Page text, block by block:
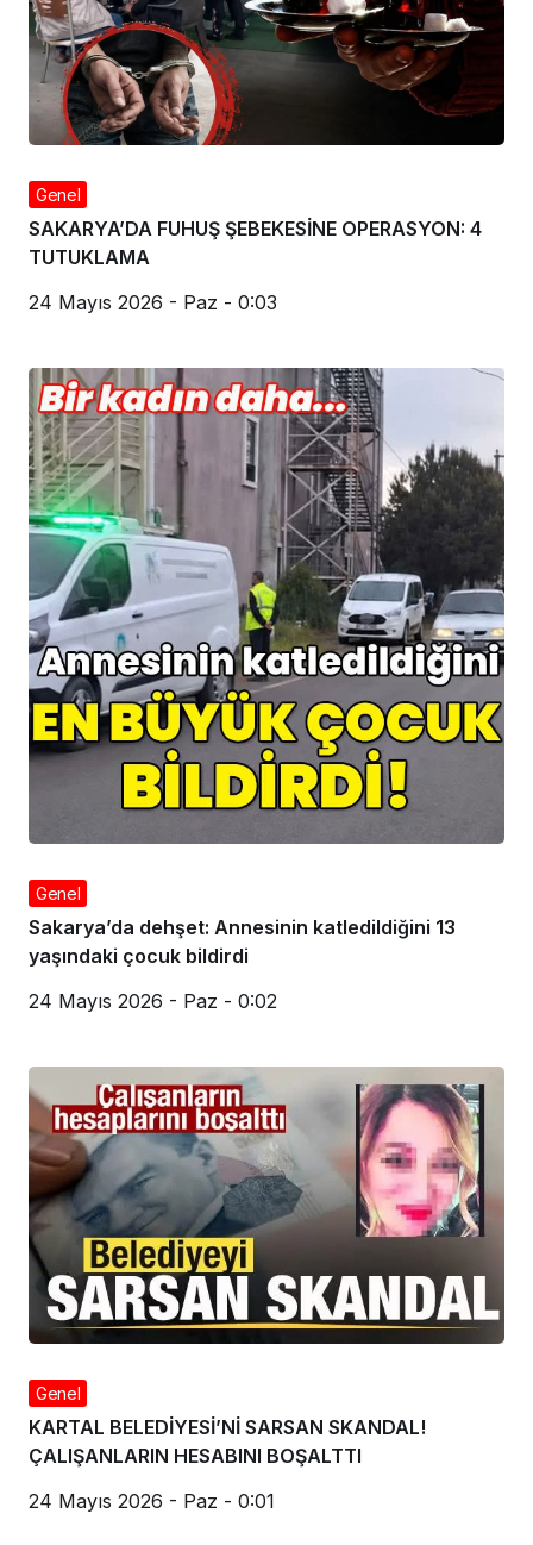
Genel
SAKARYA’DA FUHUŞ ŞEBEKESİNE OPERASYON: 4
TUTUKLAMA
24 Mayıs 2026 - Paz - 0:03
Genel
Sakarya’da dehşet: Annesinin katledildiğini 13
yaşındaki çocuk bildirdi
24 Mayıs 2026 - Paz - 0:02
Genel
KARTAL BELEDİYESİ’Nİ SARSAN SKANDAL!
ÇALIŞANLARIN HESABINI BOŞALTTI
24 Mayıs 2026 - Paz - 0:01